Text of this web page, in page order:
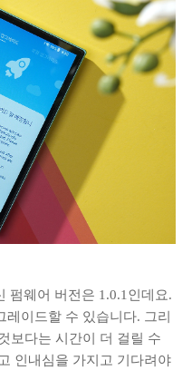
펌웨어 버전은 1.0.1인데요.
이드할 수 있습니다. 그리
보다는 시간이 더 걸릴 수
인내심을 가지고 기다려야